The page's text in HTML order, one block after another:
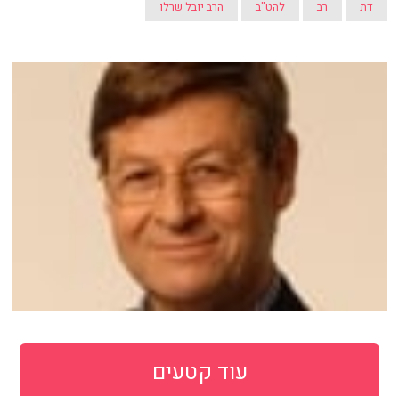
דת רב להט"ב הרב יובל שרלו
עוד קטעים